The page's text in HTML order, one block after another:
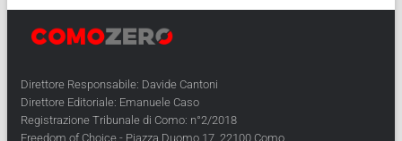
Direttore Responsabile: Davide Cantoni
Direttore Editoriale: Emanuele Caso
Registrazione Tribunale di Como: n°2/2018
Freedom of Choice - Piazza Duomo 17, 22100 Como